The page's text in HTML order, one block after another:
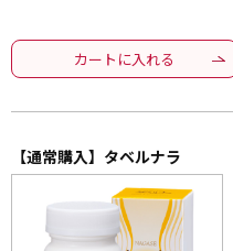
カートに入れる
【通常購入】タベルナラ